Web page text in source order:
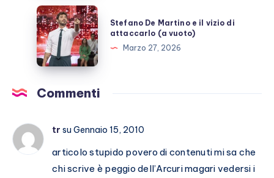
Stefano
De
Martino
e
vizio
(a
vuoto)
Stefano De Martino e il vizio di
attaccarlo (a vuoto)
Marzo 27, 2026
Commenti
tr su Gennaio 15, 2010
articolo stupido povero di contenuti mi sa che
chi scrive è peggio dell’Arcuri magari vedersi i